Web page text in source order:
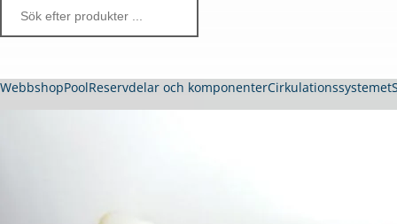
WebbshopPoolReservdelar och komponenterCirkulationssystemet